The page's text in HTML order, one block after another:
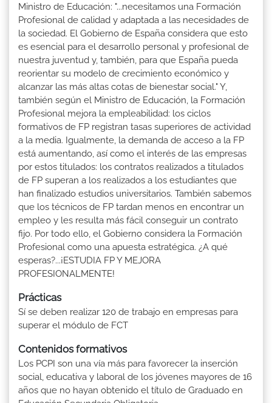
Ministro de Educación: "...necesitamos una Formación
Profesional de calidad y adaptada a las necesidades de
la sociedad. El Gobierno de España considera que esto
es esencial para el desarrollo personal y profesional de
nuestra juventud y, también, para que España pueda
reorientar su modelo de crecimiento económico y
alcanzar las más altas cotas de bienestar social." Y,
también según el Ministro de Educación, la Formación
Profesional mejora la empleabilidad: los ciclos
formativos de FP registran tasas superiores de actividad
a la media. Igualmente, la demanda de acceso a la FP
está aumentando, así como el interés de las empresas
por estos titulados: los contratos realizados a titulados
de FP superan a los realizados a los estudiantes que
han finalizado estudios universitarios. También sabemos
que los técnicos de FP tardan menos en encontrar un
empleo y les resulta más fácil conseguir un contrato
fijo. Por todo ello, el Gobierno considera la Formación
Profesional como una apuesta estratégica. ¿A qué
esperas?...¡ESTUDIA FP Y MEJORA
PROFESIONALMENTE!
Prácticas
Sí se deben realizar 120 de trabajo en empresas para
superar el módulo de FCT
Contenidos formativos
Los PCPI son una vía más para favorecer la inserción
social, educativa y laboral de los jóvenes mayores de 16
años que no hayan obtenido el título de Graduado en